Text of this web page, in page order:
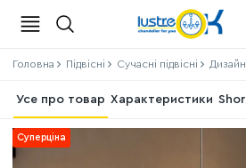
Головна Підвісні Сучасні підвісні
Усе про товар Характеристики
Суперціна